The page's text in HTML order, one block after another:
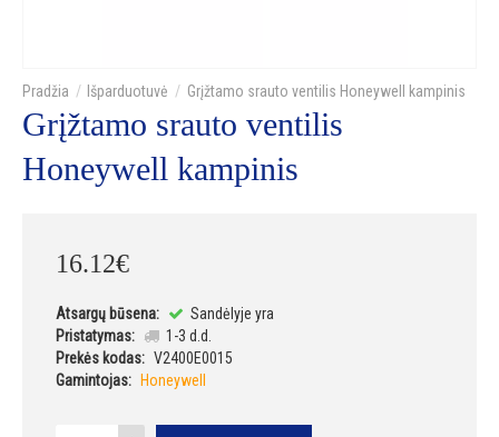
Išparduotuvė Grįžtamo srauto ventilis Honeywell kampinis
Grįžtamo srauto ventilis
Honeywell kampinis
16.12€
Atsargų būsena:
Sandėlyje yra
Pristatymas:
1-3 d.d.
Prekės kodas: V2400E0015
Gamintojas:
Honeywell